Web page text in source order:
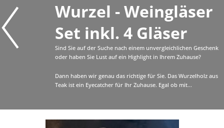
Wurzel - Weingläser
Set inkl. 4 Gläser
Sind Sie auf der Suche nach einem unvergleichlichen Geschenk
oder haben Sie Lust auf ein Highlight in Ihrem Zuhause?
Dann haben wir genau das richtige für Sie. Das Wurzelholz aus
Teak ist ein Eyecatcher für Ihr Zuhause. Egal ob mit...